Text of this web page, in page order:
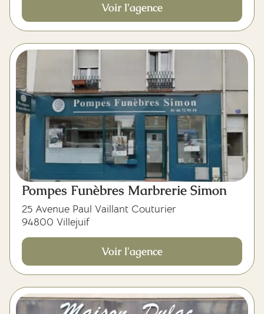
Voir l'agence
Pompes Funèbres Marbrerie Simon
25 Avenue Paul Vaillant Couturier
94800 Villejuif
Voir l'agence